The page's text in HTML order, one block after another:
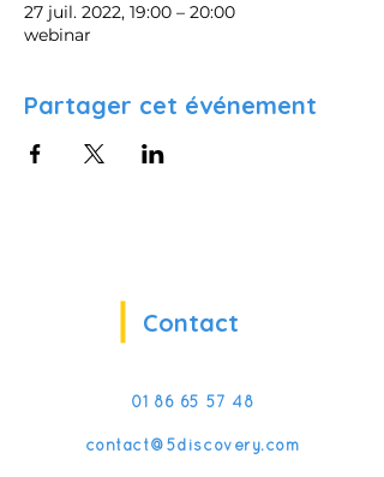
27 juil. 2022, 19:00 – 20:00
webinar
Partager cet événement
Contact
01 86 65 57 48
contact@5discovery.com